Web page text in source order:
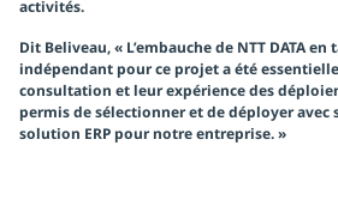
activités.
Dit Beliveau, « L’embauche de NTT DATA
indépendant pour ce projet a été
consultation et leur expérience des
permis de sélectionner et de déployer avec
solution ERP pour notre entreprise. »